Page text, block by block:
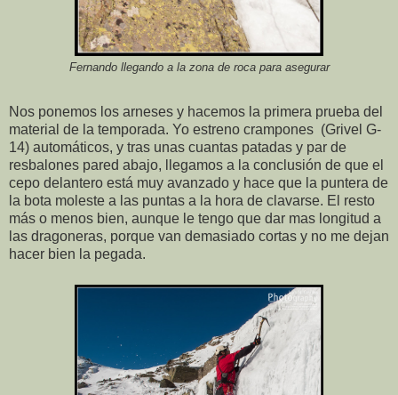
Fernando llegando a la zona de roca para asegurar
Nos ponemos los arneses y hacemos la primera prueba del
material de la temporada. Yo estreno crampones (Grivel G-
14) automáticos, y tras unas cuantas patadas y par de
resbalones pared abajo, llegamos a la conclusión de que el
cepo delantero está muy avanzado y hace que la puntera de
la bota moleste a las puntas a la hora de clavarse. El resto
más o menos bien, aunque le tengo que dar mas longitud a
las dragoneras, porque van demasiado cortas y no me dejan
hacer bien la pegada.